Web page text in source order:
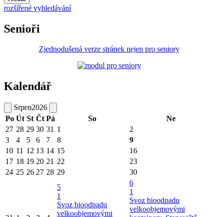
rozšířené vyhledávání
Senioři
Zjednodušená verze stránek nejen pro seniory
Kalendář
Srpen2026
Po Út St Čt Pá So
Ne
27 28 29 30 31 1
2
3
4 5 6 7 8
9
10 11 12 13 14 15
16
17 18 19 20 21 22
23
24 25 26 27 28 29 30
5
1
Svoz bioodpadu
velkoobjemovými
6
1
Svoz bioodpadu
velkoobjemovými